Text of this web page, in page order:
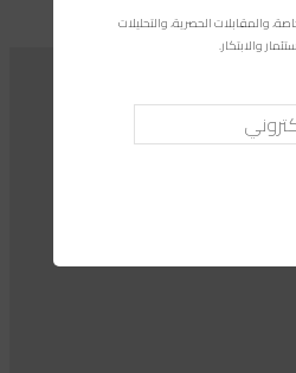
والابتكار: مجلة «صناعة
موجهة لخدمة المهنيين في القطاع
والمقابلات الحصرية، والتحليلات
والابتكار.